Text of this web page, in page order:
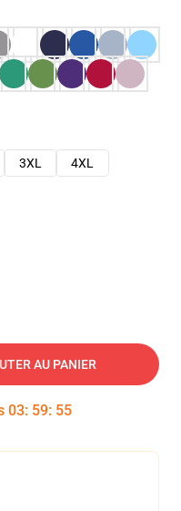
3XL
4XL
AU PANIER
03: 59: 54